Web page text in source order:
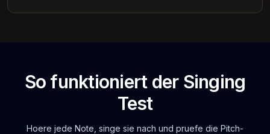
So funktioniert der Singing
Test
Hoere jede Note, singe sie nach und pruefe die Pitch-